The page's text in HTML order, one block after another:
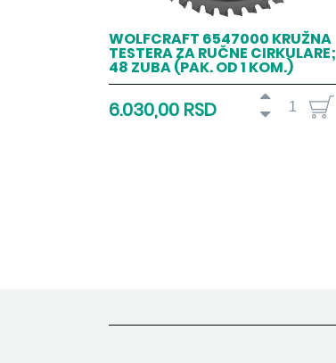
WOLFCRAFT 6547000 KRUŽNA
TESTERA ZA RUČNE CIRKULARE;
48 ZUBA (PAK. OD 1 KOM.)
6.030,00 RSD